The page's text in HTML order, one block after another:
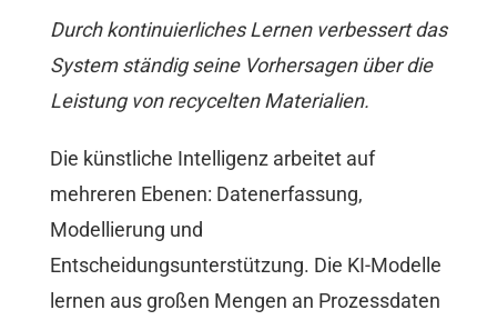
Durch kontinuierliches Lernen verbessert das
System ständig seine Vorhersagen über die
Leistung von recycelten Materialien.
Die künstliche Intelligenz arbeitet auf
mehreren Ebenen: Datenerfassung,
Modellierung und
Entscheidungsunterstützung. Die KI-Modelle
lernen aus großen Mengen an Prozessdaten